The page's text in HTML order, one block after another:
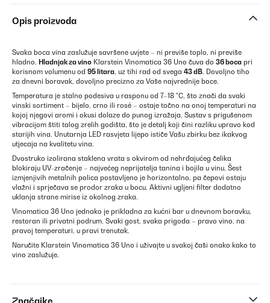
Opis proizvoda
Svaka boca vina zaslužuje savršene uvjete – ni previše toplo, ni previše
hladno. Hladnjak za vino Klarstein Vinomatica 36 Uno čuva do 36 boca pri
korisnom volumenu od 95 litara, uz tihi rad od svega 43 dB. Dovoljno tiho
za dnevni boravak, dovoljno precizno za Vaše najvrednije boce.
Temperatura je stalno podesiva u rasponu od 7–18 °C, što znači da svaki
vinski sortiment – bijelo, crno ili rosé – ostaje točno na onoj temperaturi na
kojoj njegovi aromi i okusi dolaze do punog izražaja. Sustav s prigušenom
vibracijom štiti talog zrelih godišta, što je detalj koji čini razliku upravo kod
starijih vina. Unutarnja LED rasvjeta lijepo ističe Vašu zbirku bez ikakvog
utjecaja na kvalitetu vina.
Dvostruko izolirana staklena vrata s okvirom od nehrđajućeg čelika
blokiraju UV-zračenje – najvećeg neprijatelja tanina i bojila u vinu. Šest
izmjenjivih metalnih polica postavljeno je horizontalno, pa čepovi ostaju
vlažni i sprječava se prodor zraka u bocu. Aktivni ugljeni filter dodatno
uklanja strane mirise iz okolnog zraka.
Vinomatica 36 Uno jednako je prikladna za kućni bar u dnevnom boravku,
restoran ili privatni podrum. Svaki gost, svaka prigoda – pravo vino, na
pravoj temperaturi, u pravi trenutak.
Naručite Klarstein Vinomatica 36 Uno i uživajte u svakoj čaši onako kako to
vino zaslužuje.
Značajke